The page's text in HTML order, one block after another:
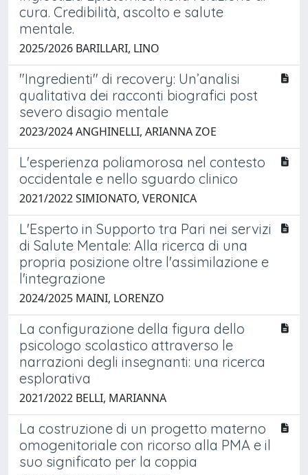
cura. Credibilità, ascolto e salute
mentale.
2025/2026 BARILLARI, LINO
"Ingredienti" di recovery: Un’analisi
qualitativa dei racconti biografici post
severo disagio mentale
2023/2024 ANGHINELLI, ARIANNA ZOE
L'esperienza poliamorosa nel contesto
occidentale e nello sguardo clinico
2021/2022 SIMIONATO, VERONICA
L'Esperto in Supporto tra Pari nei servizi
di Salute Mentale: Alla ricerca di una
propria posizione oltre l'assimilazione e
l'integrazione
2024/2025 MAINI, LORENZO
La configurazione della figura dello
psicologo scolastico attraverso le
narrazioni degli insegnanti: una ricerca
esplorativa
2021/2022 BELLI, MARIANNA
La costruzione di un progetto materno
omogenitoriale con ricorso alla PMA e il
suo significato per la coppia